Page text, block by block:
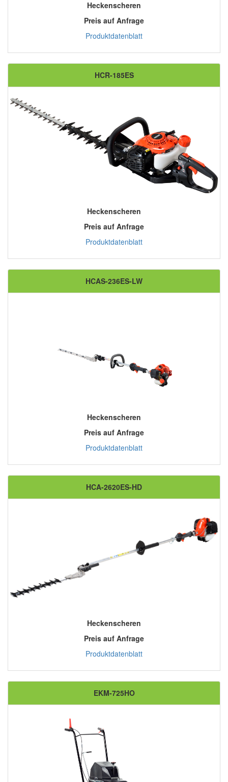
Heckenscheren
Preis auf Anfrage
Produktdatenblatt
HCR-185ES
Heckenscheren
Preis auf Anfrage
Produktdatenblatt
HCAS-236ES-LW
Heckenscheren
Preis auf Anfrage
Produktdatenblatt
HCA-2620ES-HD
Heckenscheren
Preis auf Anfrage
Produktdatenblatt
EKM-725HO